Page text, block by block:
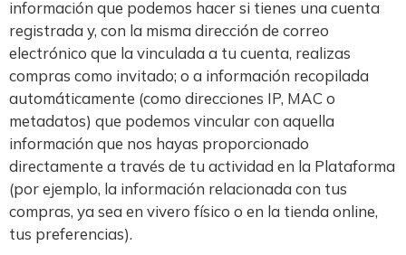
información que podemos hacer si tienes una cuenta
registrada y, con la misma dirección de correo
electrónico que la vinculada a tu cuenta, realizas
compras como invitado; o a información recopilada
automáticamente (como direcciones IP, MAC o
metadatos) que podemos vincular con aquella
información que nos hayas proporcionado
directamente a través de tu actividad en la Plataforma
(por ejemplo, la información relacionada con tus
compras, ya sea en vivero físico o en la tienda online,
tus preferencias).